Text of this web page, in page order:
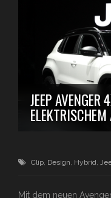
JEEP AVENGER
Clip, Design, Hybrid,
Mit dem neuen